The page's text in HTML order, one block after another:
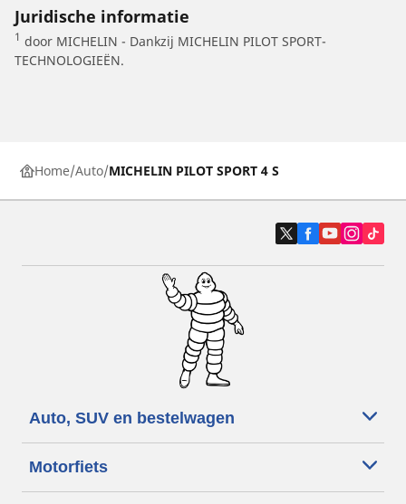
Juridische informatie
1 door MICHELIN - Dankzij MICHELIN PILOT SPORT-
TECHNOLOGIEËN.
Home Auto MICHELIN PILOT SPORT 4 S
Auto, SUV en bestelwagen
Motorfiets